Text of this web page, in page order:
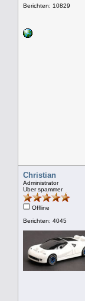
Berichten: 10829
Christian
Administrator
Uber spammer
Offline
Berichten: 4045